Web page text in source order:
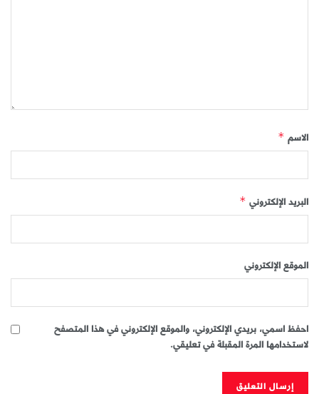
الاسم *
البريد الإلكتروني *
الموقع الإلكتروني
احفظ اسمي، بريدي الإلكتروني، والموقع الإلكتروني في هذا المتصفح
لاستخدامها المرة المقبلة في تعليقي.